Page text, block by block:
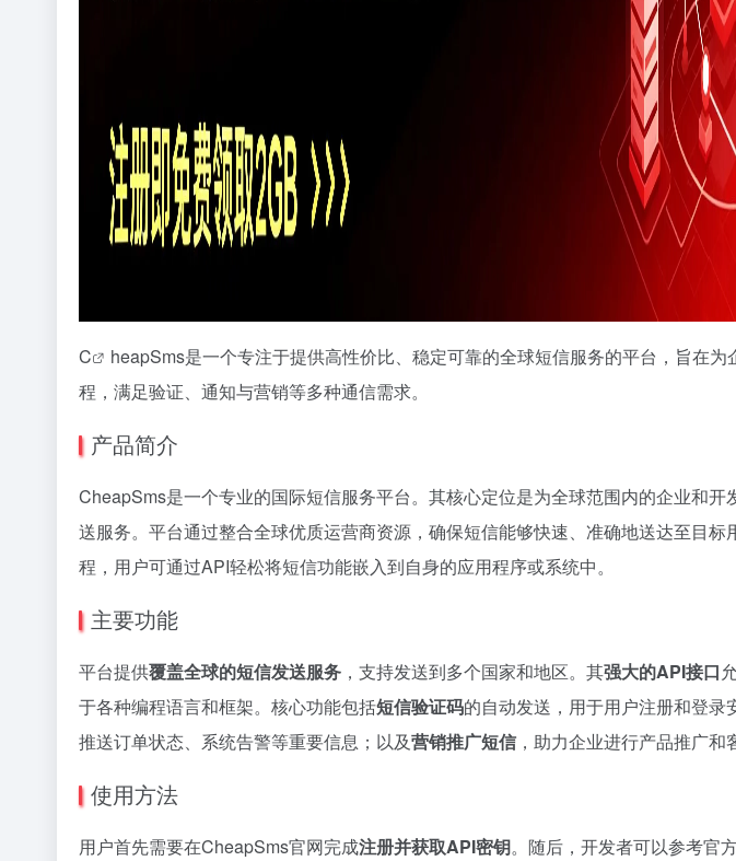
C
heapSms是一个专注于提供高性价比、稳定可靠的全球短信服务的平台，旨在
程，满足验证、通知与营销等多种通信需求。
产品简介
CheapSms是一个专业的国际短信服务平台。其核心定位是为全球范围内的企业和
送服务。平台通过整合全球优质运营商资源，确保短信能够快速、准确地送达至目
程，用户可通过API轻松将短信功能嵌入到自身的应用程序或系统中。
主要功能
平台提供覆盖全球的短信发送服务 ，支持发送到多个国家和地区。其强大的API接口
于各种编程语言和框架。核心功能包括短信验证码的自动发送，用于用户注册和登录
推送订单状态、系统告警等重要信息；以及营销推广短信 ，助力企业进行产品推广和
使用方法
用户首先需要在CheapSms官网完成注册并获取API密钥。随后，开发者可以参考官